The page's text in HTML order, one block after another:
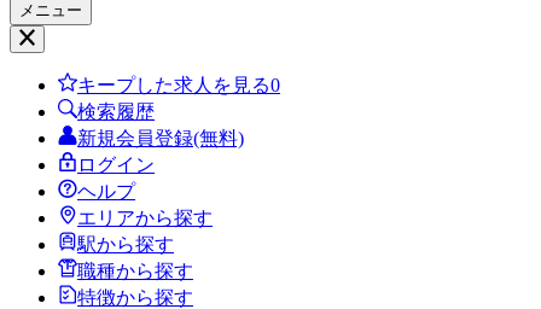
メニュー
キープした求人を見る0
検索履歴
新規会員登録(無料)
ログイン
ヘルプ
エリアから探す
駅から探す
職種から探す
特徴から探す